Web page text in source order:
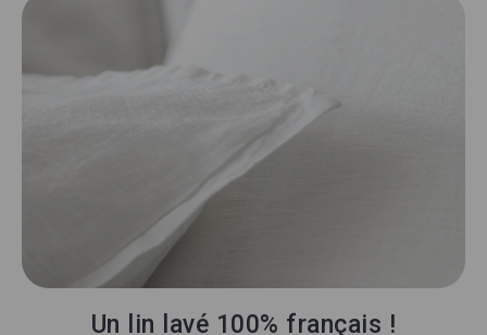
Un lin lavé 100% français !